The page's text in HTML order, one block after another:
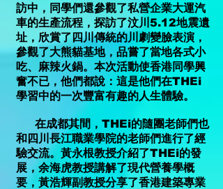
訪中，同學們還參觀了私營企業大運汽
車的生產流程，探訪了汶川5.12地震遺
址，欣賞了四川傳統的川劇變臉表演，
參觀了大熊貓基地，品嘗了當地各式小
吃、麻辣火鍋。本次活動使香港同學興
奮不已，他們都說：這是他們在THEi
學習中的一次豐富有趣的人生體驗。
在成都其間，THEi的隨團老師們也
和四川長江職業學院的老師們進行了經
驗交流。黃永根教授介紹了THEi的發
展，余海虎教授講解了現代營養學概
要，黃浩輝副教授分享了香港建築專業